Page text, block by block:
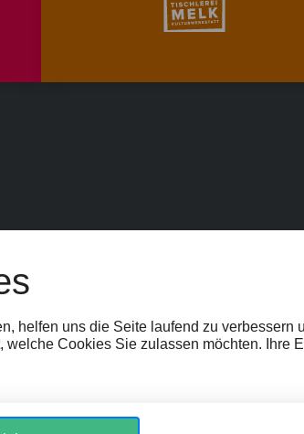
helfen uns die Seite laufend zu verbessern
Cookies Sie zulassen möchten. Ihre
JOBS